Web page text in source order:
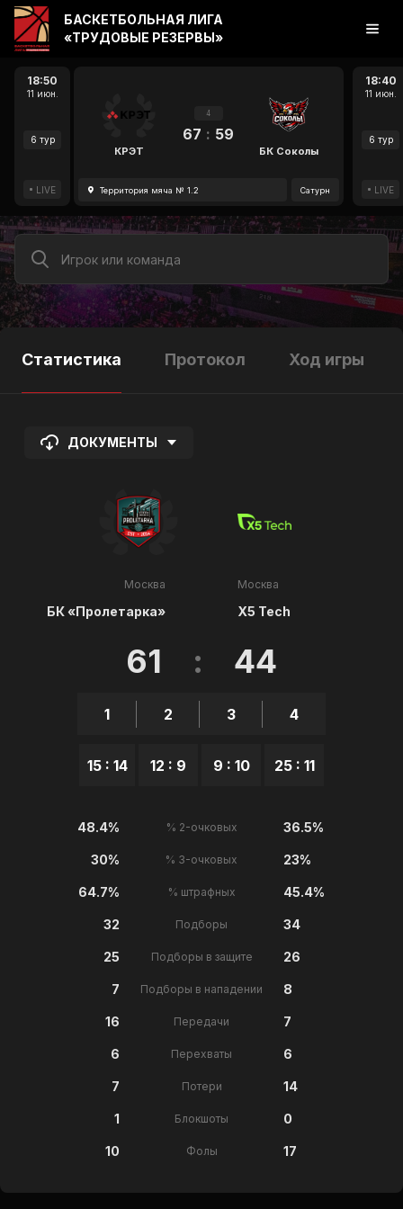
18:50
11 июн.
6 тур
LIVE
КРЭТ
4
67 : 59
БК Соколы
Территория мяча № 1.2 Сатурн
18:40
11 июн.
6 тур
LIVE
БАСКЕТБОЛЬНАЯ ЛИГА
«ТРУДОВЫЕ РЕЗЕРВЫ»
Статистика Протокол Ход игры
ДОКУМЕНТЫ
Москва
БК «Пролетарка»
61 : 44
1
15 : 14
2
12 : 9
3
9 : 10
4
25 : 11
Москва
X5 Tech
48.4% % 2-очковых 36.5%
30% % 3-очковых 23%
64.7% % штрафных 45.4%
32 Подборы 34
25 Подборы в защите 26
7 Подборы в нападении 8
16 Передачи 7
6 Перехваты 6
7 Потери 14
1 Блокшоты 0
10 Фолы 17